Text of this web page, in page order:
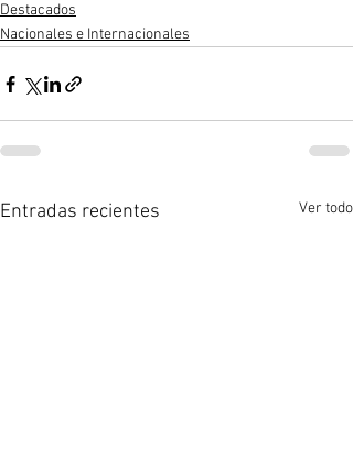
Destacados
Nacionales e Internacionales
Entradas recientes Ver todo